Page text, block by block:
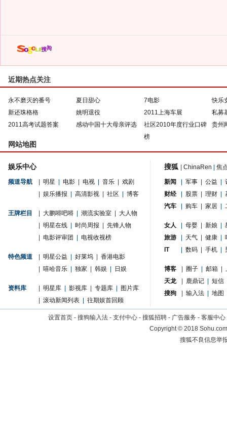
近期热点关注
永不磨灭的番号 夏日甜心 7电影
快乐
新还珠格格
姚明退役 2011上海车展
私募
2011高考试题答案
感动中国十大母亲评选
社区2010年度行业口碑
榜
贵州
网站地图
娱乐中心
频道导航 明星 电影 电视 音乐
戏剧
娱乐播报 高清影视 社区 博客
王牌栏目 大鹏嘚吧嘚 潮流实验室
大人物
明星在线 时尚周报
先锋人物
电影评审团 电视收视榜
特色频道 明星公益 好莱坞
香港电影
嘻哈音乐 独家 韩娱 日娱
资料库 明星库 影视库 专题库
图片库
滚动新闻列表 往期娱首回顾
搜狐 ChinaRen 焦
新闻 军事 公益
财经
股票 理财
汽车
购车 家居
女人 母婴 新娘
旅游
天气 健康
IT
数码 手机
博客 圈子 邮箱
天龙
鹿鼎记
短信
搜狗
输入法 地图
设置首页 - 搜狗输入法 - 支付中心 - 搜狐招聘 - 广告服务 - 客服中心
Copyright©2018
搜狐不良信息举